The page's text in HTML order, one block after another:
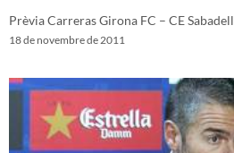
Prèvia Carreras Girona FC – CE Sabadell
18 de novembre de 2011